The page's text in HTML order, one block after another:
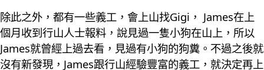
除此之外，都有一些義工，會上山找Gigi， James在上
個月收到行山人士報料，說見過一隻小狗在山上，所以
James就曾經上過去看，見過有小狗的狗糞。不過之後就
沒有新發現，James跟行山經驗豐富的義工，就決定再上